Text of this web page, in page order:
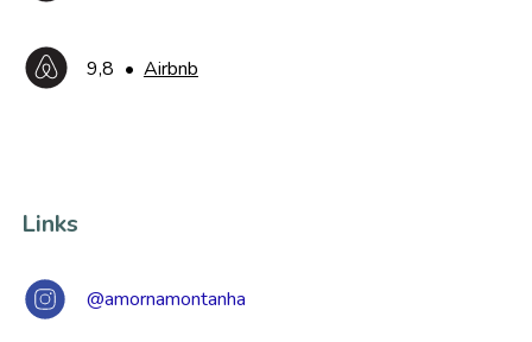
9,8 • Airbnb
Links
@amornamontanha